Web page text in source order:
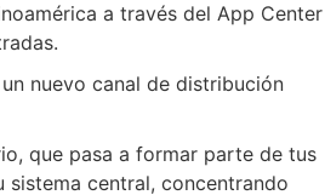
a través del App Center
nuevo canal de distribución
que pasa a formar parte de tus
central, concentrando